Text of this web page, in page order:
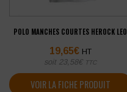
POLO MANCHES COURTES HEROCK LEO
19,65€ HT
soit 23,58€ TTC
VOIR LA FICHE PRODUIT